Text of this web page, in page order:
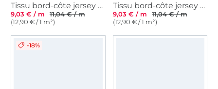
Tissu bord-côte jersey tubulaire Emma, gris clair
9,03 € / m
11,04 € / m
(12,90 € / 1 m²)
Tissu bord-côte jersey tubulaire Emma, vieux rose
9,03 € / m
11,04 € / m
(12,90 € / 1 m²)
-18%